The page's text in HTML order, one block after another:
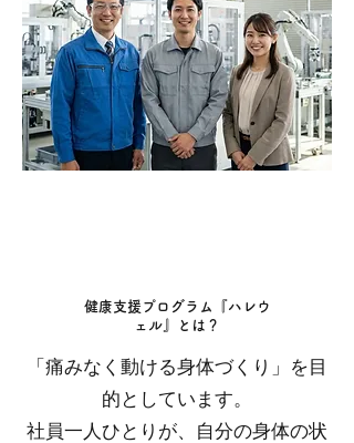
健康支援プログラム『ハレウ
ェル』とは？
​「痛みなく動ける身体づくり」を目
的としています。
​社員一人ひとりが、自分の身体の状